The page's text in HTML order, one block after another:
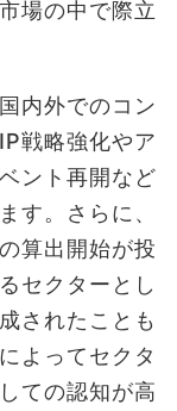
場の中で際立
内外でのコン
戦略強化やア
ント再開など
す。さらに、
算出開始が投
セクターとし
されたことも
よってセクタ
ての認知が高